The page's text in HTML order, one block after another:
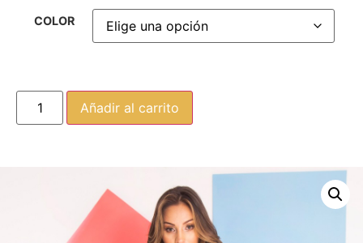
COLOR
Añadir al carrito